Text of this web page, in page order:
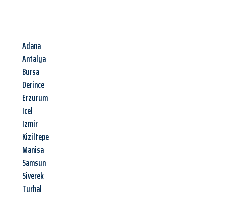
Adana
Antalya
Bursa
Derince
Erzurum
Icel
Izmir
Kiziltepe
Manisa
Samsun
Siverek
Turhal